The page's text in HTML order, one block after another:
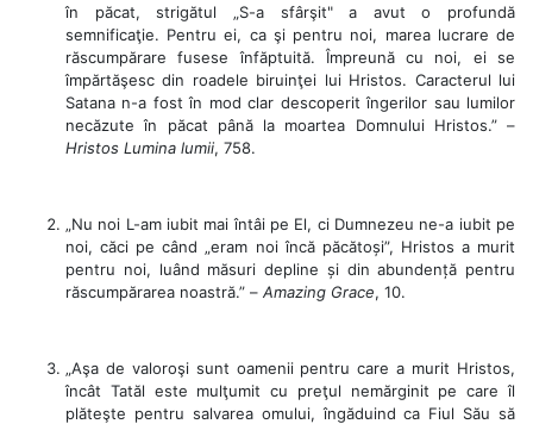
în păcat, strigătul „S-a sfârşit" a avut o profundă
semnificaţie. Pentru ei, ca şi pentru noi, marea lucrare de
răscumpărare fusese înfăptuită. Împreună cu noi, ei se
împărtăşesc din roadele biruinţei lui Hristos. Caracterul lui
Satana n-a fost în mod clar descoperit îngerilor sau lumilor
necăzute în păcat până la moartea Domnului Hristos.” –
Hristos Lumina lumii, 758.
„Nu noi L-am iubit mai întâi pe El, ci Dumnezeu ne-a iubit pe
noi, căci pe când „eram noi încă păcătoși”, Hristos a murit
pentru noi, luând măsuri depline și din abundență pentru
răscumpărarea noastră.” – Amazing Grace, 10.
„Aşa de valoroşi sunt oamenii pentru care a murit Hristos,
încât Tatăl este mulţumit cu preţul nemărginit pe care îl
plăteşte pentru salvarea omului, îngăduind ca Fiul Său să